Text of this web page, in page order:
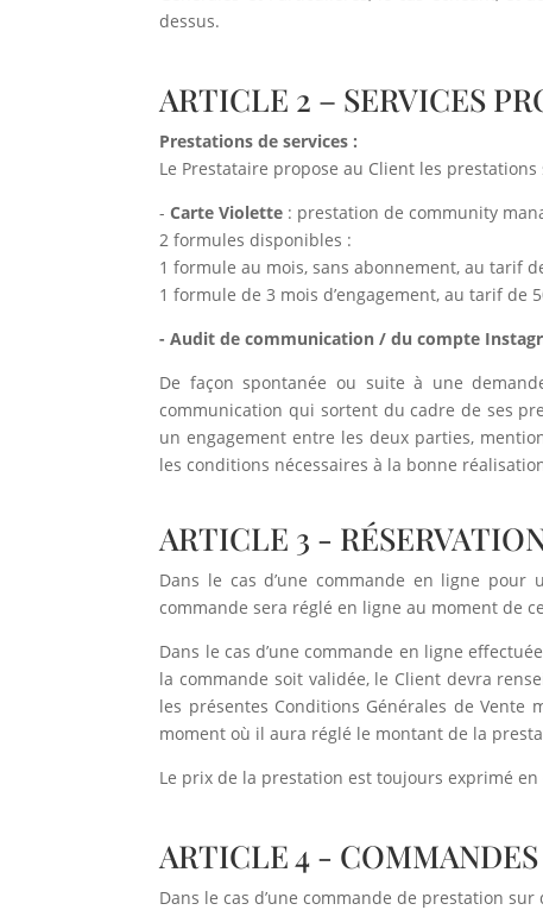
dessus.
ARTICLE 2 – SERVICES
Prestations de services :
Le Prestataire propose au Client les prestations
-Carte Violette : prestation de community
2 formules disponibles :
1 formule au mois, sans abonnement, au tarif
1 formule de 3 mois d’engagement, au tarif de
- Audit de communication / du compte
De façon spontanée ou suite à une
communication qui sortent du cadre de ses
un engagement entre les deux parties,
les conditions nécessaires à la bonne
ARTICLE 3 -
Dans le cas d’une commande en ligne
commande sera réglé en ligne au moment de
Dans le cas d’une commande en ligne
la commande soit validée, le Client devra
les présentes Conditions Générales de
moment où il aura réglé le montant de la
Le prix de la prestation est toujours exprimé en
ARTICLE 4 -
Dans le cas d’une commande de prestation